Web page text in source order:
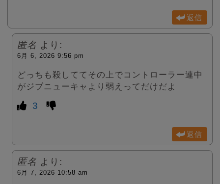
返信
匿名 より:
6月 6, 2026 9:56 pm
どっちも殺しててその上でコントローラー連中
がジブニューキャより弱えってだけだよ
3
返信
匿名 より:
6月 7, 2026 10:58 am